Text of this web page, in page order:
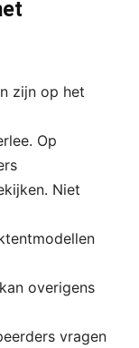
zijn op het
Op
Niet
overigens
vragen